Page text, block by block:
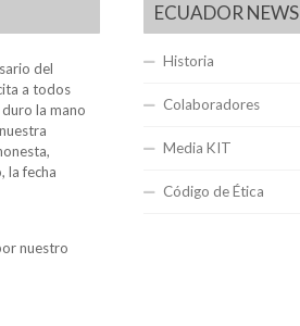
del
a todos
la mano
la fecha
nuestro
ECUADOR NEWS
Historia
Colaboradores
Media KIT
Código de Ética